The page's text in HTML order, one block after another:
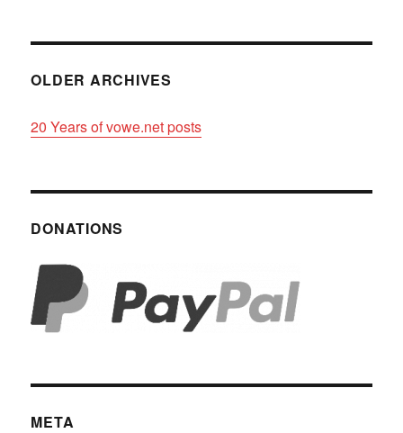
OLDER ARCHIVES
20 Years of vowe.net posts
DONATIONS
META